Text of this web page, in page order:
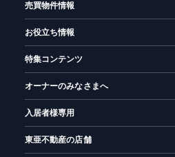
売買物件情報
お役立ち情報
特集コンテンツ
オーナーのみなさまへ
入居者様専用
東亜不動産の店舗